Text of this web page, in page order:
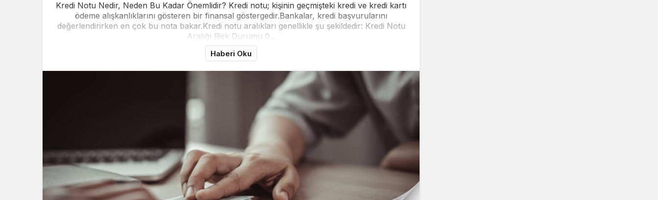
Kredi Notu Nedir, Neden Bu Kadar Önemlidir? Kredi notu; kişinin geçmişteki kredi ve kredi kartı
ödeme alışkanlıklarını gösteren bir finansal göstergedir.Bankalar, kredi başvurularını
değerlendirirken en çok bu nota bakar.Kredi notu aralıkları genellikle şu şekildedir: Kredi Notu
Aralığı Risk Durumu 0...
Haberi Oku